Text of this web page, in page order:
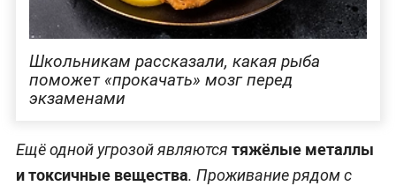
Школьникам рассказали, какая рыба
поможет «прокачать» мозг перед
экзаменами
Ещё одной угрозой являются тяжёлые металлы
и токсичные вещества. Проживание рядом с